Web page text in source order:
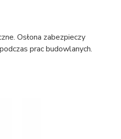
Osłona zabezpieczy
prac budowlanych.